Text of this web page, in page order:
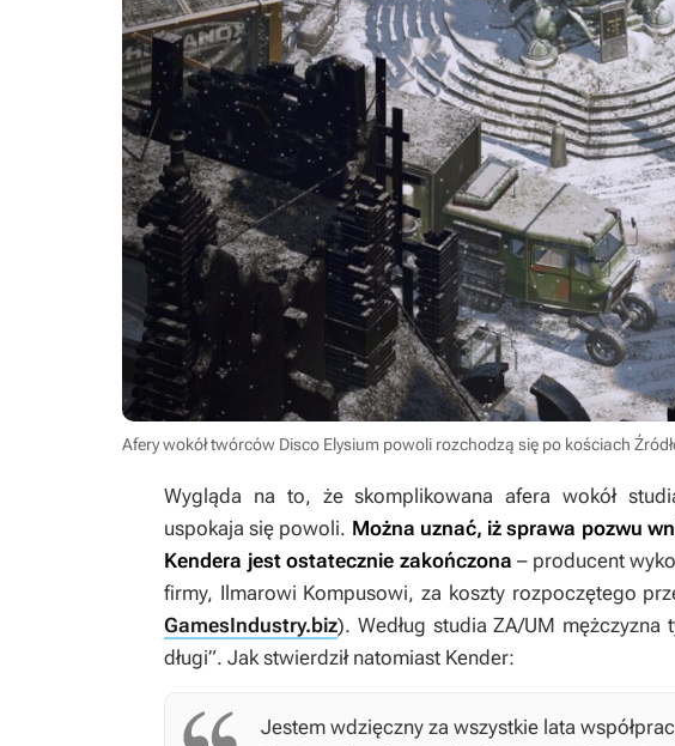
Afery wokół twórców Disco Elysium powoli rozchodzą się po kościach
Wygląda na to, że skomplikowana afera wokół
uspokaja się powoli. Można uznać, iż sprawa pozwu
Kendera jest ostatecznie zakończona – producent
firmy, Ilmarowi Kompusowi, za koszty rozpoczętego
GamesIndustry.biz). Według studia ZA/UM mężczyzna
długi”. Jak stwierdził natomiast Kender:
Jestem wdzięczny za wszystkie lata